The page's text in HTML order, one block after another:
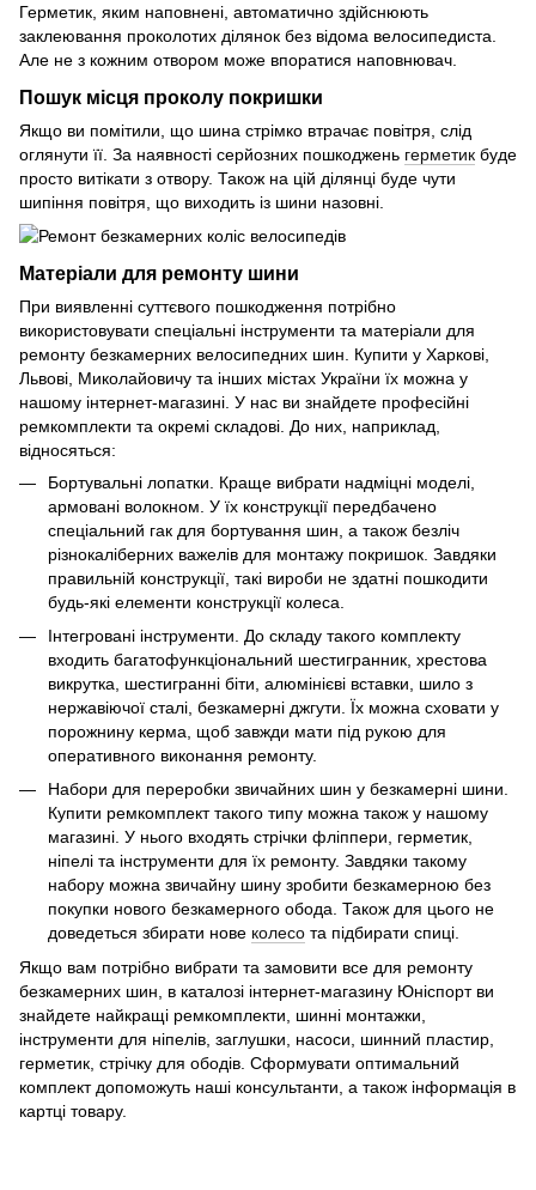
Герметик, яким наповнені, автоматично здійснюють
заклеювання проколотих ділянок без відома велосипедиста.
Але не з кожним отвором може впоратися наповнювач.
Пошук місця проколу покришки
Якщо ви помітили, що шина стрімко втрачає повітря, слід
оглянути її. За наявності серйозних пошкоджень герметик буде
просто витікати з отвору. Також на цій ділянці буде чути
шипіння повітря, що виходить із шини назовні.
Матеріали для ремонту шини
При виявленні суттєвого пошкодження потрібно
використовувати спеціальні інструменти та матеріали для
ремонту безкамерних велосипедних шин. Купити у Харкові,
Львові, Миколайовичу та інших містах України їх можна у
нашому інтернет-магазині. У нас ви знайдете професійні
ремкомплекти та окремі складові. До них, наприклад,
відносяться:
Бортувальні лопатки. Краще вибрати надміцні моделі,
армовані волокном. У їх конструкції передбачено
спеціальний гак для бортування шин, а також безліч
різнокаліберних важелів для монтажу покришок. Завдяки
правильній конструкції, такі вироби не здатні пошкодити
будь-які елементи конструкції колеса.
Інтегровані інструменти. До складу такого комплекту
входить багатофункціональний шестигранник, хрестова
викрутка, шестигранні біти, алюмінієві вставки, шило з
нержавіючої сталі, безкамерні джгути. Їх можна сховати у
порожнину керма, щоб завжди мати під рукою для
оперативного виконання ремонту.
Набори для переробки звичайних шин у безкамерні шини.
Купити ремкомплект такого типу можна також у нашому
магазині. У нього входять стрічки фліппери, герметик,
ніпелі та інструменти для їх ремонту. Завдяки такому
набору можна звичайну шину зробити безкамерною без
покупки нового безкамерного обода. Також для цього не
доведеться збирати нове колесо та підбирати спиці.
Якщо вам потрібно вибрати та замовити все для ремонту
безкамерних шин, в каталозі інтернет-магазину Юніспорт ви
знайдете найкращі ремкомплекти, шинні монтажки,
інструменти для ніпелів, заглушки, насоси, шинний пластир,
герметик, стрічку для ободів. Сформувати оптимальний
комплект допоможуть наші консультанти, а також інформація в
картці товару.